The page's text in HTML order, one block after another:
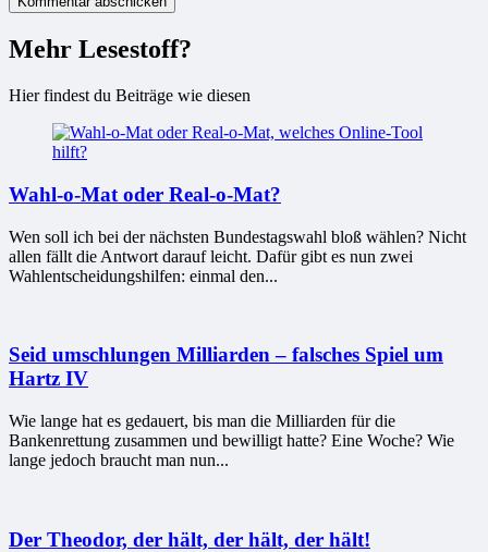
Mehr Lesestoff?
Hier findest du Beiträge wie diesen
Wahl-o-Mat oder Real-o-Mat?
Wen soll ich bei der nächsten Bundestagswahl bloß wählen? Nicht
allen fällt die Antwort darauf leicht. Dafür gibt es nun zwei
Wahlentscheidungshilfen: einmal den...
Seid umschlungen Milliarden – falsches Spiel um
Hartz IV
Wie lange hat es gedauert, bis man die Milliarden für die
Bankenrettung zusammen und bewilligt hatte? Eine Woche? Wie
lange jedoch braucht man nun...
Der Theodor, der hält, der hält, der hält!